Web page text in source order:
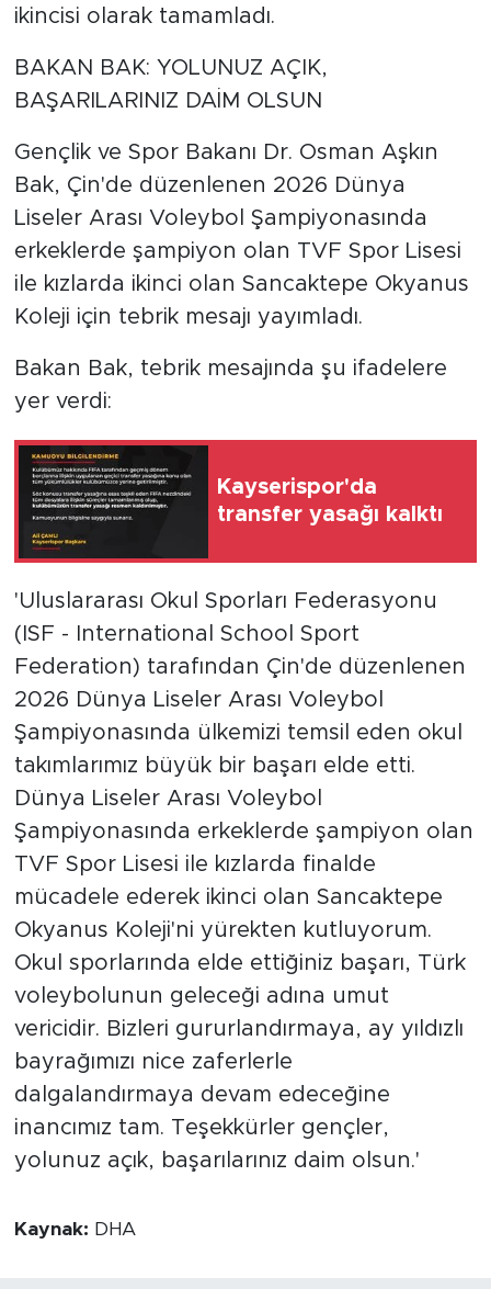
ikincisi olarak tamamladı.
BAKAN BAK: YOLUNUZ AÇIK,
BAŞARILARINIZ DAİM OLSUN
Gençlik ve Spor Bakanı Dr. Osman Aşkın
Bak, Çin'de düzenlenen 2026 Dünya
Liseler Arası Voleybol Şampiyonasında
erkeklerde şampiyon olan TVF Spor Lisesi
ile kızlarda ikinci olan Sancaktepe Okyanus
Koleji için tebrik mesajı yayımladı.
Bakan Bak, tebrik mesajında şu ifadelere
yer verdi:
Kayserispor'da
transfer yasağı kalktı
'Uluslararası Okul Sporları Federasyonu
(ISF - International School Sport
Federation) tarafından Çin'de düzenlenen
2026 Dünya Liseler Arası Voleybol
Şampiyonasında ülkemizi temsil eden okul
takımlarımız büyük bir başarı elde etti.
Dünya Liseler Arası Voleybol
Şampiyonasında erkeklerde şampiyon olan
TVF Spor Lisesi ile kızlarda finalde
mücadele ederek ikinci olan Sancaktepe
Okyanus Koleji'ni yürekten kutluyorum.
Okul sporlarında elde ettiğiniz başarı, Türk
voleybolunun geleceği adına umut
vericidir. Bizleri gururlandırmaya, ay yıldızlı
bayrağımızı nice zaferlerle
dalgalandırmaya devam edeceğine
inancımız tam. Teşekkürler gençler,
yolunuz açık, başarılarınız daim olsun.'
Kaynak: DHA